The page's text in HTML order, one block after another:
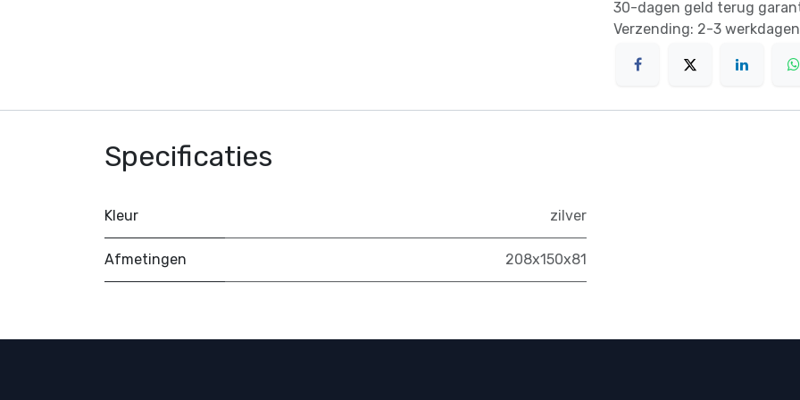
30-dagen geld terug
Verzending: 2-3 werkdagen
Specificaties
Kleur zilver
Afmetingen 208x150x81